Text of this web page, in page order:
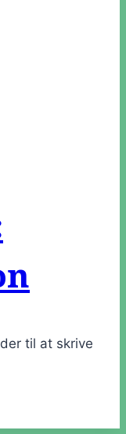
til at skrive